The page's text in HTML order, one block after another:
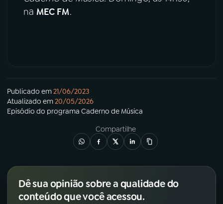
na MEC FM.
Publicado em21/06/2023
Atualizado em20/05/2026
Episódio do programa Caderno de Música
Compartilhe
Dê sua opinião sobre a qualidade do
conteúdo que você acessou.